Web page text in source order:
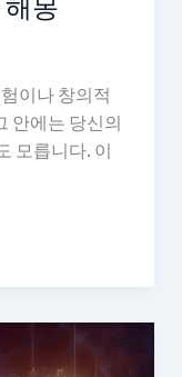
몽
이나 창의적
안에는 당신의
모릅니다. 이